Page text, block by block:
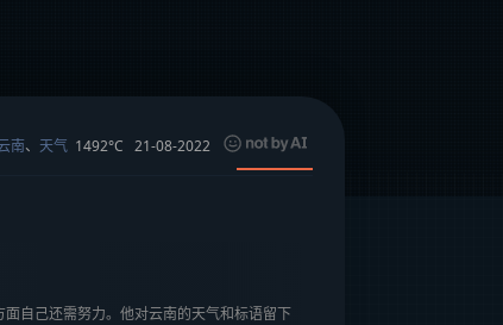
南、 天气 1492°C 21-08-2022
自己还需努力。他对云南的天气和标语留下